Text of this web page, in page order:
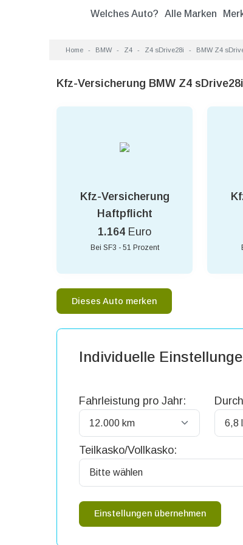
Welches Auto? Alle Marken
Home BMW Z4 Z4 sDrive28i BMW Z4
Kfz-Versicherung BMW Z4
Kfz-Versicherung
Haftpflicht
1.164 Euro
Bei SF3 - 51 Prozent
Dieses Auto merken
Individuelle
Fahrleistung pro Jahr:
Teilkasko/Vollkasko:
Einstellungen übernehmen